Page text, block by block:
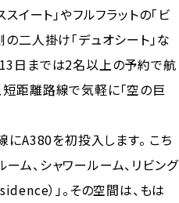
イート」やフルフラットの「ビ
二人掛け「デュオシート」な
日までは2名以上の予約で航
距離路線で気軽に「空の巨
A380を初投入します。 こち
ム、シャワールーム、リビング
）」。その空間は、もは